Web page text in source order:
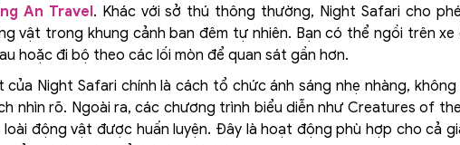
An Travel. Khác với sở thú thông thường, Night Safari cho
vật trong khung cảnh ban đêm tự nhiên. Bạn có thể ngồi trên
hoặc đi bộ theo các lối mòn để quan sát gần hơn.
của Night Safari chính là cách tổ chức ánh sáng nhẹ nhàng,
nhìn rõ. Ngoài ra, các chương trình biểu diễn như Creatures of
động vật được huấn luyện. Đây là hoạt động phù hợp cho cả